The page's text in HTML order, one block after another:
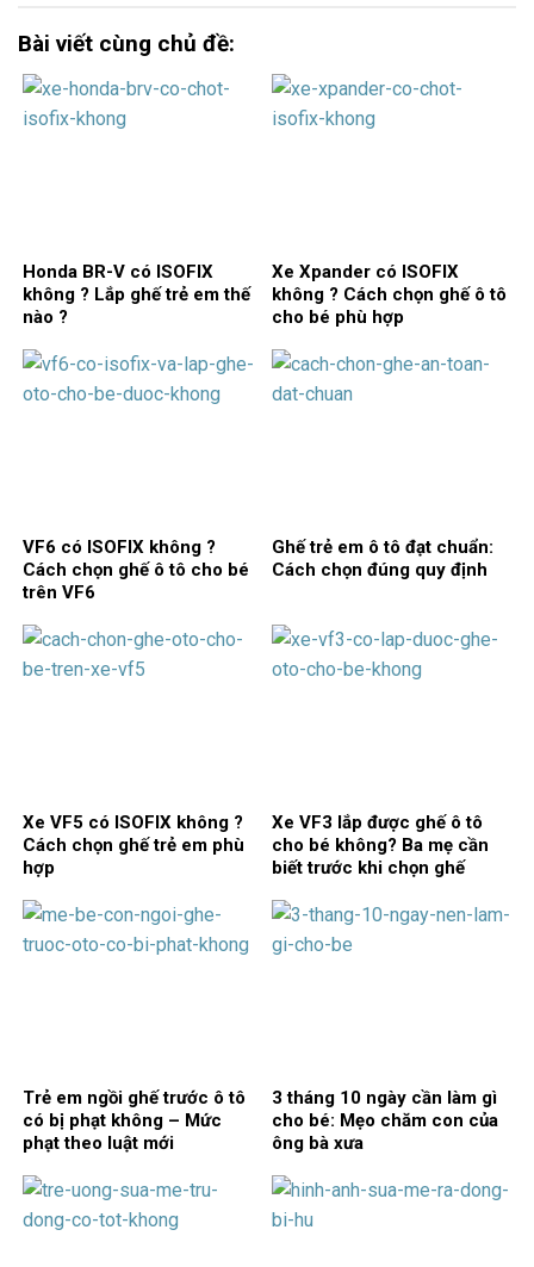
Bài viết cùng chủ đề:
Honda BR-V có ISOFIX
không ? Lắp ghế trẻ em thế
nào ?
Xe Xpander có ISOFIX
không ? Cách chọn ghế ô tô
cho bé phù hợp
VF6 có ISOFIX không ?
Cách chọn ghế ô tô cho bé
trên VF6
Ghế trẻ em ô tô đạt chuẩn:
Cách chọn đúng quy định
Xe VF5 có ISOFIX không ?
Cách chọn ghế trẻ em phù
hợp
Xe VF3 lắp được ghế ô tô
cho bé không? Ba mẹ cần
biết trước khi chọn ghế
Trẻ em ngồi ghế trước ô tô
có bị phạt không – Mức
phạt theo luật mới
3 tháng 10 ngày cần làm gì
cho bé: Mẹo chăm con của
ông bà xưa